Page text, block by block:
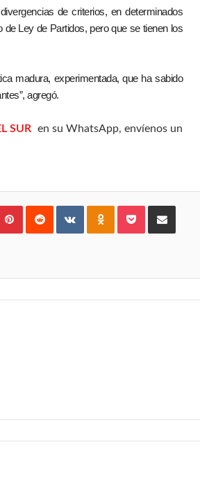
de criterios, en determinados
Ley de Partidos, pero que se tienen los
madura, experimentada, que ha sabido
agregó.
SUR en su WhatsApp, envíenos un
PinterestReddit VKontakteOdnoklassniki
PocketCompartir por Correo